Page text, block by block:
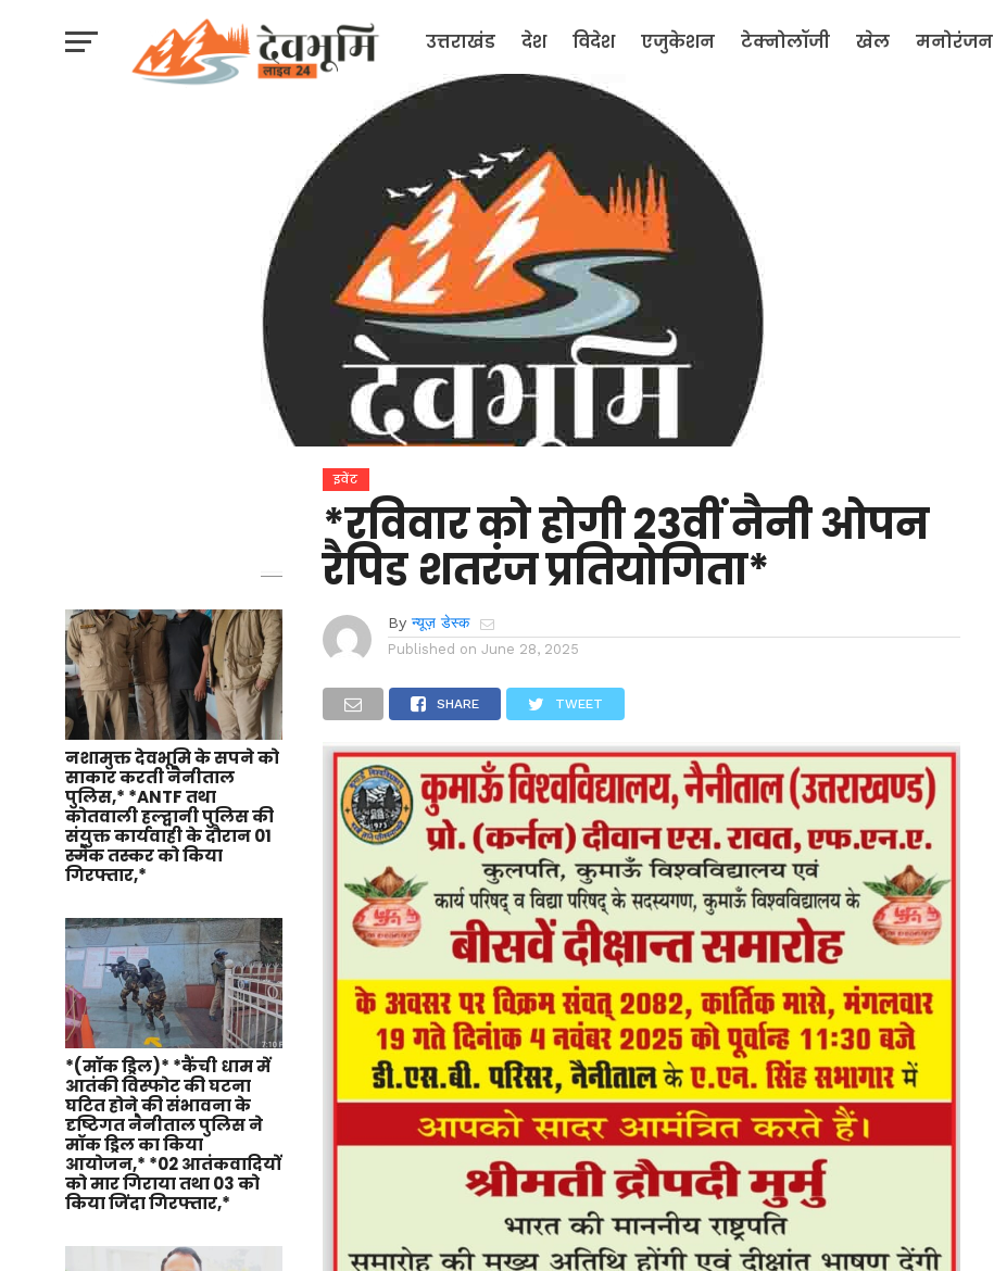
उत्तराखंड देश विदेश एजुकेशन टेक्नोलॉजी खेल मनोरंजन
नशामुक्त देवभूमि के सपने को
साकार करती नैनीताल
पुलिस,* *ANTF तथा
कोतवाली हल्द्वानी पुलिस की
संयुक्त कार्यवाही के दौरान 01
स्मैक तस्कर को किया
गिरफ्तार,*
*(मॉक ड्रिल)* *कैंची धाम में
आतंकी विस्फोट की घटना
घटित होने की संभावना के
दृष्टिगत नैनीताल पुलिस ने
मॉक ड्रिल का किया
आयोजन,* *02 आतंकवादियों
को मार गिराया तथा 03 को
किया जिंदा गिरफ्तार,*
इवेंट
*रविवार को होगी 23वीं नैनी ओपन
रैपिड शतरंज प्रतियोगिता*
By न्यूज़ डेस्क
Published on June 28, 2025
SHARE TWEET